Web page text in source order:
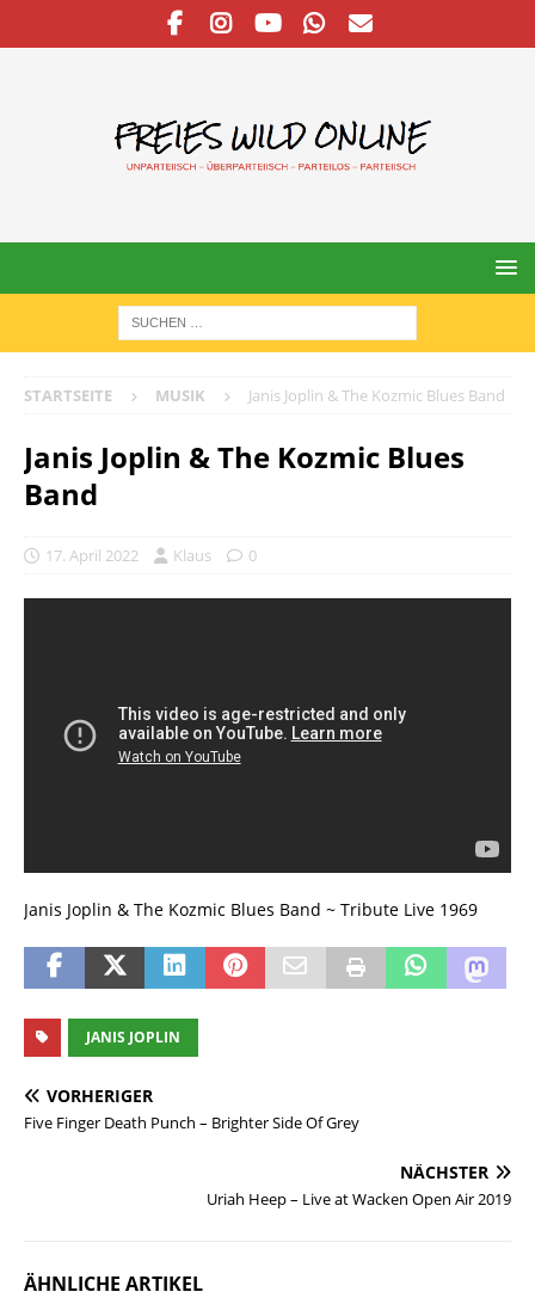
STARTSEITE MUSIK Janis Joplin & The Kozmic Blues Band
Janis Joplin & The Kozmic Blues
Band
17. April 2022 Klaus 0
Janis Joplin & The Kozmic Blues Band ~ Tribute Live 1969
JANIS JOPLIN
VORHERIGER
Five Finger Death Punch – Brighter Side Of Grey
NÄCHSTER
Uriah Heep – Live at Wacken Open Air 2019
ÄHNLICHE ARTIKEL